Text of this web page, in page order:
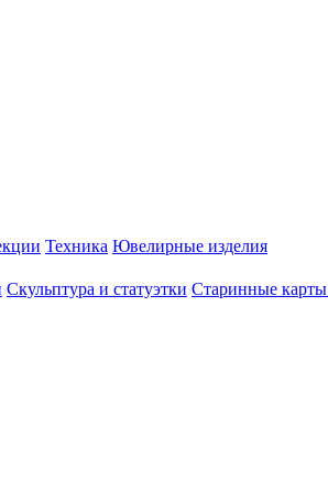
Техника Ювелирные изделия
Скульптура и статуэтки Старинные